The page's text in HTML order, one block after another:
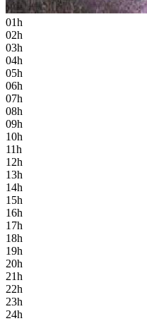
01h
02h
03h
04h
05h
06h
07h
08h
09h
10h
11h
12h
13h
14h
15h
16h
17h
18h
19h
20h
21h
22h
23h
24h